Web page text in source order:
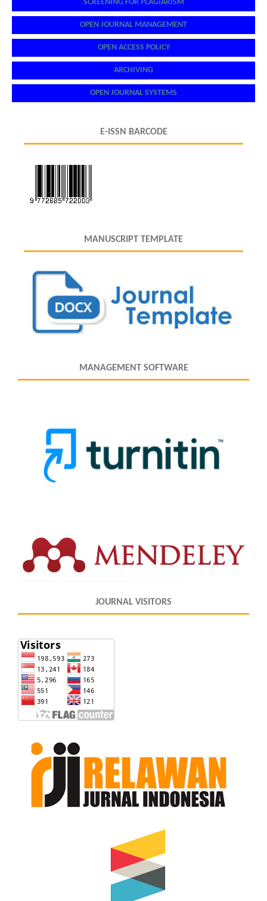
SCREENING FOR PLAGIARISM
OPEN JOURNAL MANAGEMENT
OPEN ACCESS POLICY
ARCHIVING
OPEN JOURNAL SYSTEMS
E-ISSN BARCODE
MANUSCRIPT TEMPLATE
MANAGEMENT SOFTWARE
JOURNAL VISITORS